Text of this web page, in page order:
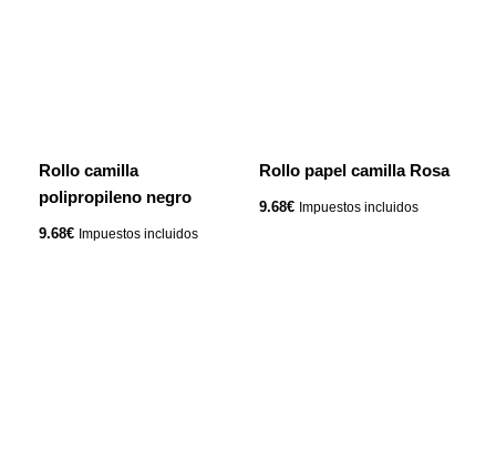
Rollo camilla
polipropileno negro
9.68€ Impuestos incluidos
Rollo papel camilla Rosa
9.68€ Impuestos incluidos